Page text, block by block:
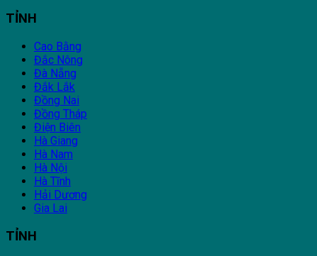
TỈNH
Cao Bằng
Đắc Nông
Đà Nẵng
Đắk Lắk
Đồng Nai
Đồng Tháp
Điện Biên
Hà Giang
Hà Nam
Hà Nội
Hà Tĩnh
Hải Dương
Gia Lai
TỈNH